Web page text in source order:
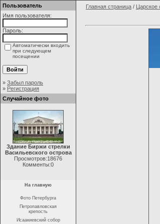
Пользователь
Имя пользователя:
Пароль:
Автоматически входить
при следующем
посещении
» Забыл пароль
» Регистрация
Случайное фото
Здание Биржи стрелки
Васильевского острова
Просмотров:18676
Комменты:0
На главную
Фото Петербурга
Петропавловская
крепость
Исаакиевский собор
Главная страница / Царское